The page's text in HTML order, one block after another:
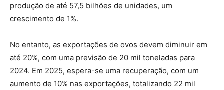
produção de até 57,5 bilhões de unidades, um
crescimento de 1%.
No entanto, as exportações de ovos devem diminuir em
até 20%, com uma previsão de 20 mil toneladas para
2024. Em 2025, espera-se uma recuperação, com um
aumento de 10% nas exportações, totalizando 22 mil